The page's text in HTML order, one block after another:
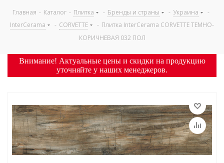
Главная - Каталог - Плитка - Бренды и страны - Украина
-
InterCerama
- CORVETTE - Плитка InterCerama CORVETTE ТЕМНО-
КОРИЧНЕВАЯ 032 ПОЛ
Внимание! Актуальные цены и скидки на продукцию
уточняйте у наших менеджеров.